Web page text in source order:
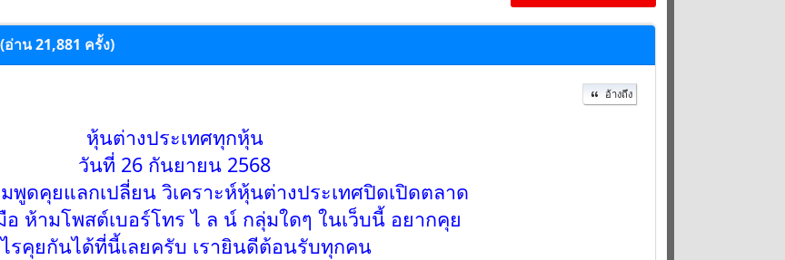
าน 21,881 ครั้ง)
อ้างถึง
หุ้นต่างประเทศทุกหุ้น
วันที่ 26 กันยายน 2568
พูดคุยแลกเปลี่ยน วิเคราะห์หุ้นต่างประเทศปิดเปิดตลาด
ห้ามโพสต์เบอร์โทร ไ ล น์ กลุ่มใดๆ ในเว็บนี้ อยากคุย
รคุยกันได้ที่นี้เลยครับ เรายินดีต้อนรับทุกคน